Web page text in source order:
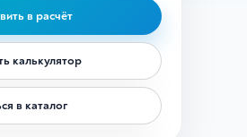
в расчёт
калькулятор
в каталог